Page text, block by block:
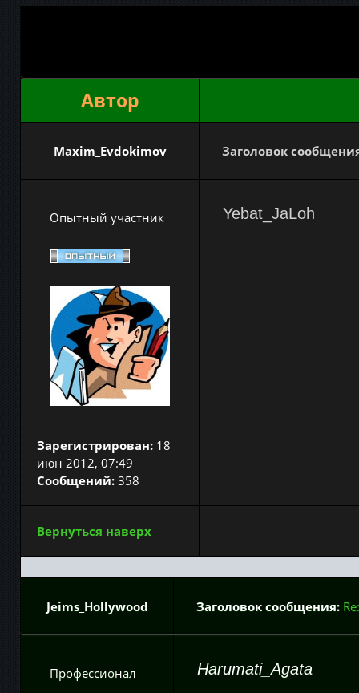
Автор
Maxim_Evdokimov Заголовок
Опытный участник
Зарегистрирован: 18
июн 2012, 07:49
Сообщений: 358
Yebat_JaLoh
Вернуться наверх
Jeims_Hollywood Заголовок сообщения:
Профессионал Harumati_Agata